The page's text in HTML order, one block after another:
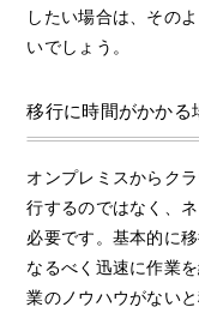
したい場合は、その
いでしょう。
移行に時間がかかる
オンプレミスからク
行するのではなく、
必要です。基本的に
なるべく迅速に作業
業のノウハウがない